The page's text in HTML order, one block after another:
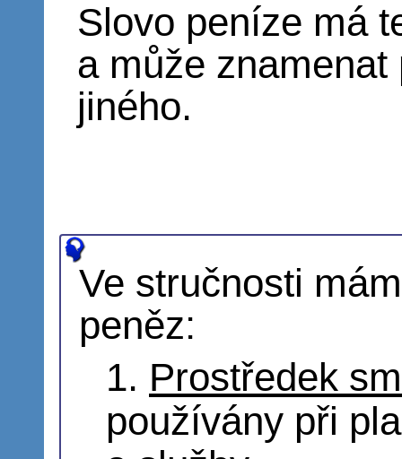
Slovo peníze má
a může
jiného.
Ve stručnosti
peněz:
Prostředek
používány při